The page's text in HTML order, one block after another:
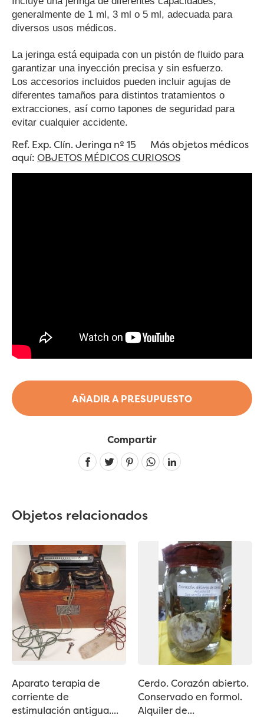
AÑADIR A PRESUPUESTO
generalmente de 1 ml, 3 ml o 5 ml, adecuada para
diversos usos médicos.
La jeringa está equipada con un pistón de fluido para
garantizar una inyección precisa y sin esfuerzo.
Los accesorios incluidos pueden incluir agujas de
diferentes tamaños para distintos tratamientos o
extracciones, así como tapones de seguridad para
evitar cualquier accidente.
Ref. Exp. Clín. Jeringa nº 15 Más objetos médicos
aquí: OBJETOS MÉDICOS CURIOSOS
Compartir
Linkedin
Objetos relacionados
Aparato terapia de
corriente de
estimulación antigua....
Cerdo. Corazón abierto.
Conservado en formol.
Alquiler de...